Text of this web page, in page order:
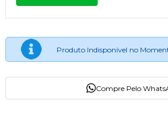
Produto Indisponível no
Compre Pelo